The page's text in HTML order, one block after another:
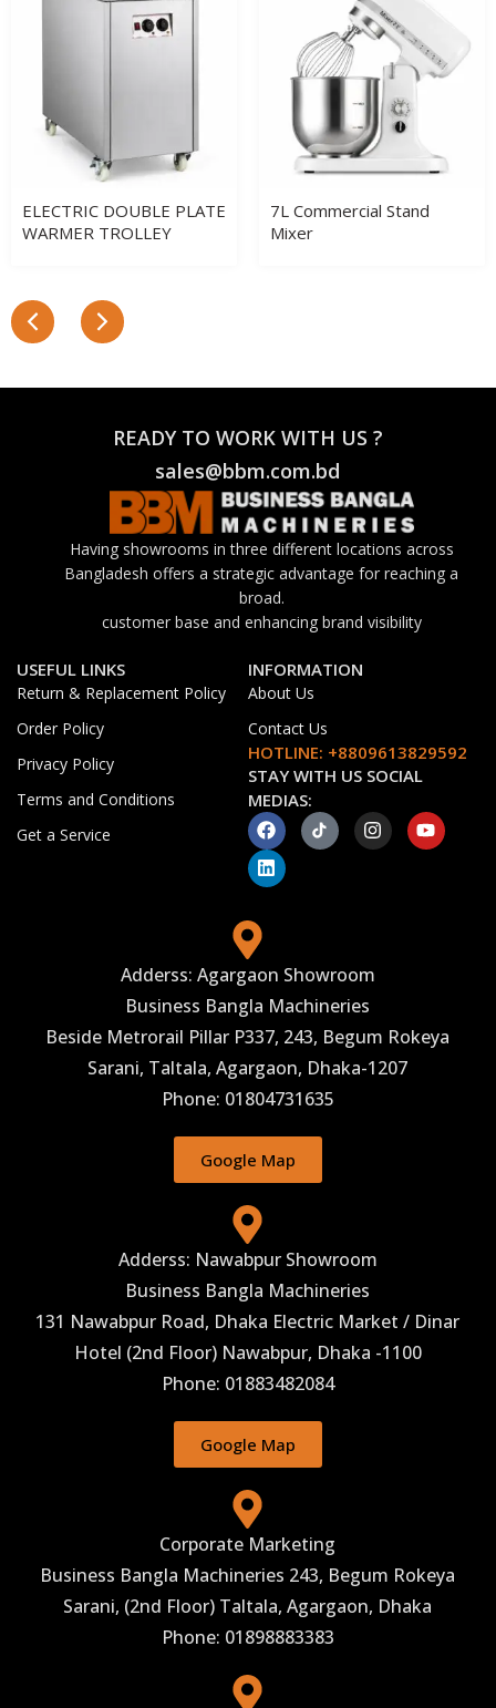
ELECTRIC DOUBLE PLATE
WARMER TROLLEY
7L Commercial Stand
Mixer
READY TO WORK WITH US ?
sales@bbm.com.bd
Having showrooms in three different locations across
Bangladesh offers a strategic advantage for reaching a
broad.
customer base and enhancing brand visibility
USEFUL LINKS
Return & Replacement Policy
Order Policy
Privacy Policy
Terms and Conditions
Get a Service
INFORMATION
About Us
Contact Us
HOTLINE: +8809613829592
STAY WITH US SOCIAL
MEDIAS:
Adderss: Agargaon Showroom
Business Bangla Machineries
Beside Metrorail Pillar P337, 243, Begum Rokeya
Sarani, Taltala, Agargaon, Dhaka-1207
Phone: 01804731635
Google Map
Adderss: Nawabpur Showroom
Business Bangla Machineries
131 Nawabpur Road, Dhaka Electric Market / Dinar
Hotel (2nd Floor) Nawabpur, Dhaka -1100
Phone: 01883482084
Google Map
Phone: 01898883383
Corporate Marketing
Business Bangla Machineries 243, Begum Rokeya
Sarani, (2nd Floor) Taltala, Agargaon, Dhaka